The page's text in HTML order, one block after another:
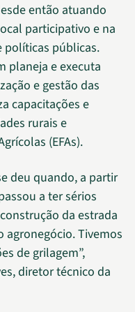
então atuando
participativo e na
políticas públicas.
planeja e executa
e gestão das
capacitações e
rurais e
(EFAs).
deu quando, a partir
a ter sérios
da estrada
agronegócio. Tivemos
de grilagem”,
diretor técnico da